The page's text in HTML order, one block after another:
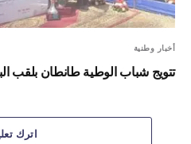
أخبار وطنية
تتويج شباب الوطية طانطان بلقب
اترك